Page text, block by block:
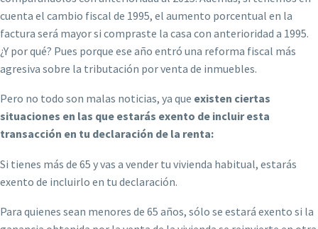
cuenta el cambio fiscal de 1995, el aumento porcentual en la
factura será mayor si compraste la casa con anterioridad a 1995.
¿Y por qué? Pues porque ese año entró una reforma fiscal más
agresiva sobre la tributación por venta de inmuebles.
Pero no todo son malas noticias, ya que existen ciertas
situaciones en las que estarás exento de incluir esta
transacción en tu declaración de la renta:
Si tienes más de 65 y vas a vender tu vivienda habitual, estarás
exento de incluirlo en tu declaración.
Para quienes sean menores de 65 años, sólo se estará exento si la